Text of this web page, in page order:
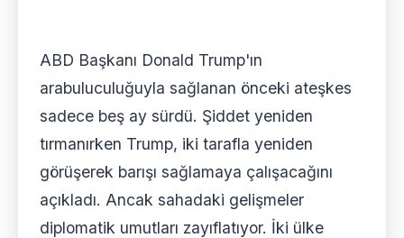
ABD Başkanı Donald Trump'ın
arabuluculuğuyla sağlanan önceki ateşkes
sadece beş ay sürdü. Şiddet yeniden
tırmanırken Trump, iki tarafla yeniden
görüşerek barışı sağlamaya çalışacağını
açıkladı. Ancak sahadaki gelişmeler
diplomatik umutları zayıflatıyor. İki ülke